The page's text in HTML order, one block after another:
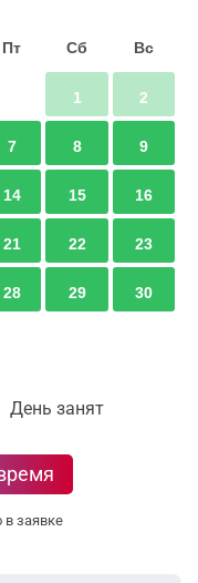
страницами
Пт Сб Вс
1 2
7 8 9
14 15 16
21 22 23
28 29 30
День занят
заявке